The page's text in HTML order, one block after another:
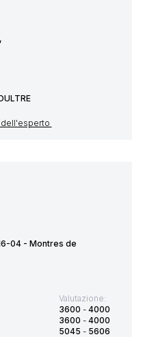
04 - Montres de
Valutazione:
3600 - 4000
3600 - 4000
5045 - 5606